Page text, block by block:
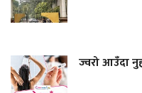
ज्वरो आउँदा